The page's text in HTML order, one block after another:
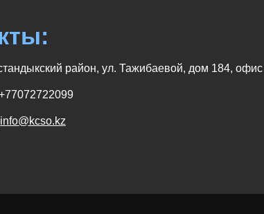
район, ул. Тажибаевой, дом 184,
info@kcso.kz